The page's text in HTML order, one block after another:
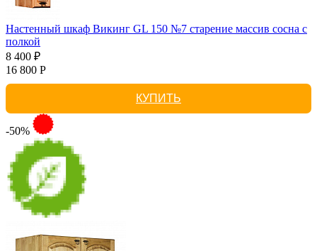
Настенный шкаф Викинг GL 150 №7 старение массив сосна с
полкой
8 400 ₽
16 800 Р
КУПИТЬ
-50%